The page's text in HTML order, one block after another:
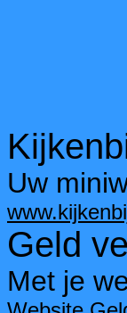
Uw
Geld
Met je